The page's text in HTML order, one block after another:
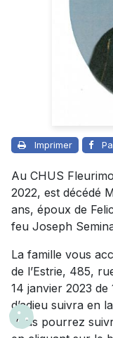
Imprimer
Au CHUS
2022, est décédé
ans, époux de
feu Joseph
La famille vous
de l’Estrie, 485,
14 janvier 2023 de
d’adieu suivra en
Vous pourrez